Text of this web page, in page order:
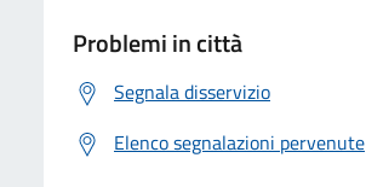
Problemi in città
Segnala disservizio
Elenco segnalazioni pervenute